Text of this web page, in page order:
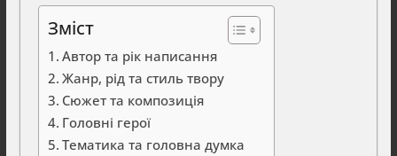
Зміст
Автор та рік написання
Жанр, рід та стиль твору
Сюжет та композиція
Головні герої
Тематика та головна думка